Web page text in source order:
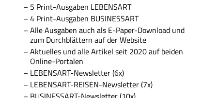
5 Print-Ausgaben LEBENSART
4 Print-Ausgaben BUSINESSART
Alle Ausgaben auch als E-Paper-Download und
zum Durchblättern auf der Website
Aktuelles und alle Artikel seit 2020 auf beiden
Online-Portalen
LEBENSART-Newsletter (6x)
LEBENSART-REISEN-Newsletter (7x)